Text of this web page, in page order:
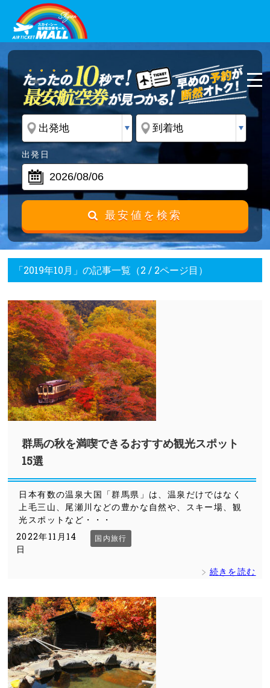
出発日
最安値を検索
「2019年10月」の記事一覧（2 / 2ページ目）
群馬の秋を満喫できるおすすめ観光スポット
15選
日本有数の温泉大国「群馬県」は、温泉だけではなく
上毛三山、尾瀬川などの豊かな自然や、スキー場、観
光スポットなど・・・
2022年11月14
日
国内旅行
続きを読む